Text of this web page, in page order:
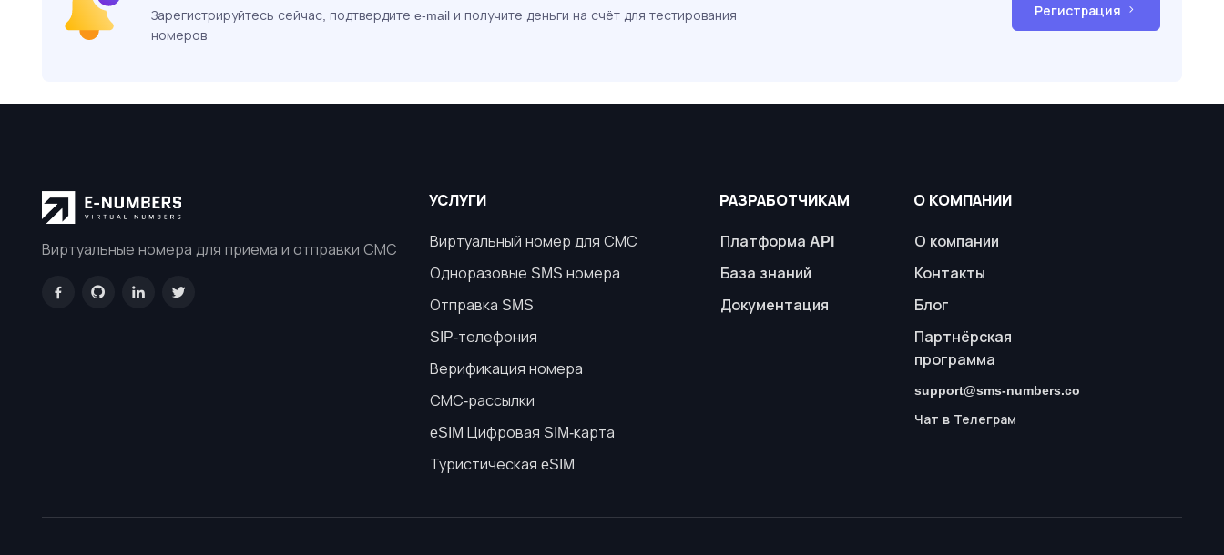
Зарегистрируйтесь сейчас, подтвердите e-mail и получите деньги на счёт для тестирования
номеров
Регистрация
Виртуальные номера для приема и отправки СМС
УСЛУГИ
Виртуальный номер для СМС
Одноразовые SMS номера
Отправка SMS
SIP-телефония
Верификация номера
СМС-рассылки
eSIM Цифровая SIM-карта
Туристическая eSIM
РАЗРАБОТЧИКАМ
Платформа API
База знаний
Документация
О КОМПАНИИ
О компании
Контакты
Блог
Партнёрская
программа
support@sms-numbers.co
Чат в Телеграм